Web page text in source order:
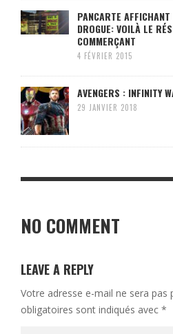
PANCARTE
DROGUE: VOILÀ LE
COMMERÇANT
4 FÉVRIER 2015
AVENGERS : INFINITY
29 JANVIER 2018
NO COMMENT
LEAVE A REPLY
Votre adresse e-mail ne sera pas
obligatoires sont indiqués avec *